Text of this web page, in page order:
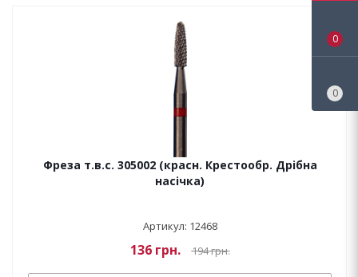
Фреза т.в.с. 305002 (красн. Крестообр. Дрібна
насічка)
Артикул: 12468
136грн. 194грн.
0
0